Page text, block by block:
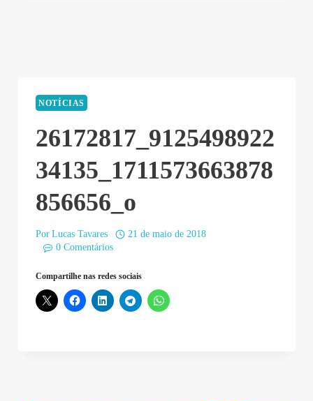
NOTÍCIAS
26172817_9125498922
34135_1711573663878
856656_o
Por Lucas Tavares
21 de maio de 2018
0 Comentários
Compartilhe nas redes sociais